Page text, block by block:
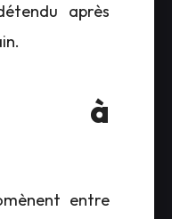
après
à
entre